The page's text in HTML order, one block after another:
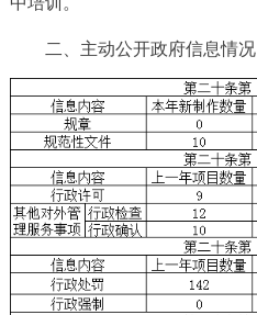
二、主动公开政府信息情况